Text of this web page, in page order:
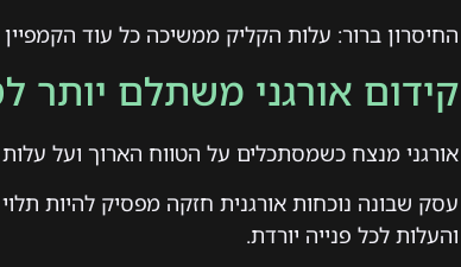
החיסרון ברור: עלות הקליק ממשיכה כל עוד
קידום אורגני משתלם יותר
אורגני מנצח כשמסתכלים על הטווח הארוך ועל
עסק שבונה נוכחות אורגנית חזקה מפסיק להיות
והעלות לכל פנייה יורדת.